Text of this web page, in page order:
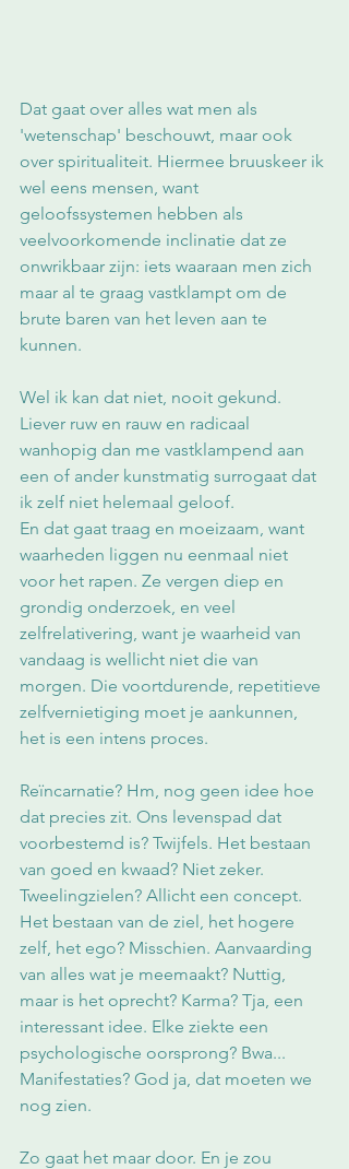
Dat gaat over alles wat men als
'wetenschap' beschouwt, maar ook
over spiritualiteit. Hiermee bruuskeer ik
wel eens mensen, want
geloofssystemen hebben als
veelvoorkomende inclinatie dat ze
onwrikbaar zijn: iets waaraan men zich
maar al te graag vastklampt om de
brute baren van het leven aan te
kunnen.
Wel ik kan dat niet, nooit gekund.
Liever ruw en rauw en radicaal
wanhopig dan me vastklampend aan
een of ander kunstmatig surrogaat dat
ik zelf niet helemaal geloof.
En dat gaat traag en moeizaam, want
waarheden liggen nu eenmaal niet
voor het rapen. Ze vergen diep en
grondig onderzoek, en veel
zelfrelativering, want je waarheid van
vandaag is wellicht niet die van
morgen. Die voortdurende, repetitieve
zelfvernietiging moet je aankunnen,
het is een intens proces.
Reïncarnatie? Hm, nog geen idee hoe
dat precies zit. Ons levenspad dat
voorbestemd is? Twijfels. Het bestaan
van goed en kwaad? Niet zeker.
Tweelingzielen? Allicht een concept.
Het bestaan van de ziel, het hogere
zelf, het ego? Misschien. Aanvaarding
van alles wat je meemaakt? Nuttig,
maar is het oprecht? Karma? Tja, een
interessant idee. Elke ziekte een
psychologische oorsprong? Bwa...
Manifestaties? God ja, dat moeten we
nog zien.
Zo gaat het maar door. En je zou